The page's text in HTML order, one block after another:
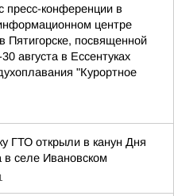
пресс-конференции в
центре
Пятигорске, посвященной
августа в Ессентуках
"Курортное
ГТО открыли в канун Дня
в селе Ивановском